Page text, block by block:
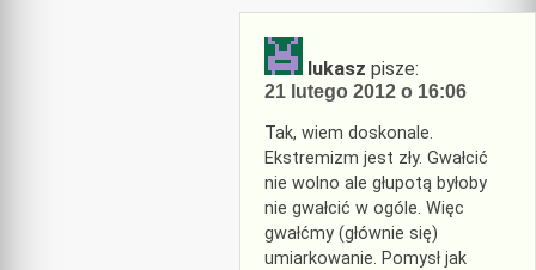
lukasz pisze:
21 lutego 2012 o 16:06
Tak, wiem doskonale.
Ekstremizm jest zły. Gwałcić
nie wolno ale głupotą byłoby
nie gwałcić w ogóle. Więc
gwałćmy (głównie się)
umiarkowanie. Pomysł jak